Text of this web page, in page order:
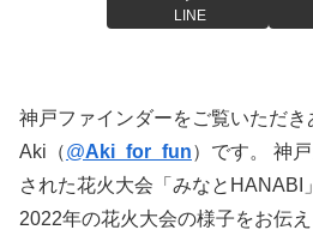
LINE
神戸ファインダーをご覧いただき
Aki（@Aki_for_fun）です。 神
された花火大会「みなとHANABI
2022年の花火大会の様子をお伝え